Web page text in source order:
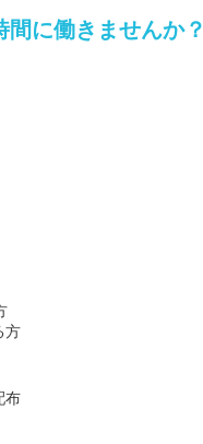
間に働きませんか？
方
布